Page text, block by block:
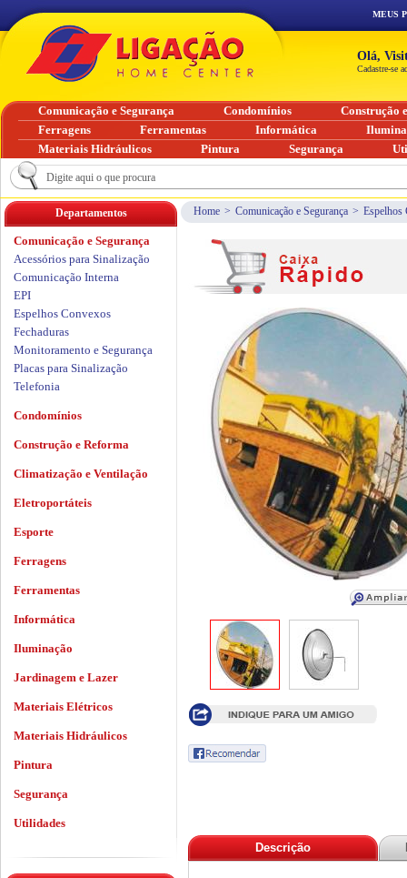
Home > Comunicação e Segurança > Espelhos
Descrição
Departamentos
Comunicação e Segurança
Acessórios para Sinalização
Comunicação Interna
EPI
Espelhos Convexos
Fechaduras
Monitoramento e Segurança
Placas para Sinalização
Telefonia
Condomínios
Construção e Reforma
Climatização e Ventilação
Eletroportáteis
Esporte
Ferragens
Ferramentas
Informática
Iluminação
Jardinagem e Lazer
Materiais Elétricos
Materiais Hidráulicos
Pintura
Segurança
Utilidades
MEUS
Olá,
Cadastre-se
Comunicação e Segurança Condomínios
Construção
Ferragens
Ferramentas Informática
Materiais Hidráulicos
Pintura Segurança